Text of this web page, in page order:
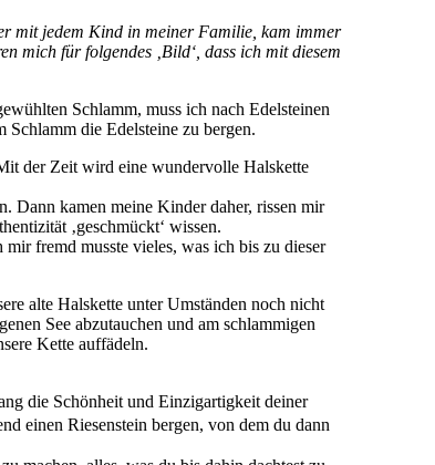
mit jedem Kind in meiner Familie, kam immer
mich für folgendes ‚Bild‘, dass ich mit diesem
Schlamm, muss ich nach Edelsteinen
die Edelsteine zu bergen.
der Zeit wird eine wundervolle Halskette
Dann kamen meine Kinder daher, rissen mir
‚geschmückt‘ wissen.
fremd musste vieles, was ich bis zu dieser
alte Halskette unter Umständen noch nicht
See abzutauchen und am schlammigen
Kette auffädeln.
die Schönheit und Einzigartigkeit deiner
einen Riesenstein bergen, von dem du dann